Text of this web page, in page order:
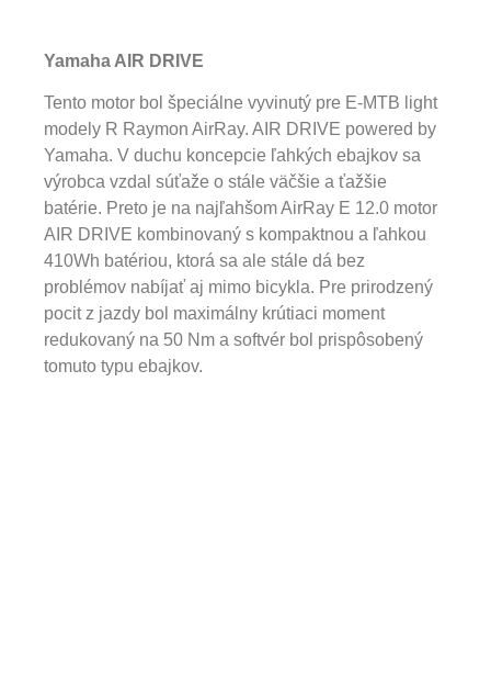
Yamaha AIR DRIVE
Tento motor bol špeciálne vyvinutý pre E-MTB light
modely R Raymon AirRay. AIR DRIVE powered by
Yamaha. V duchu koncepcie ľahkých ebajkov sa
výrobca vzdal súťaže o stále väčšie a ťažšie
batérie. Preto je na najľahšom AirRay E 12.0 motor
AIR DRIVE kombinovaný s kompaktnou a ľahkou
410Wh batériou, ktorá sa ale stále dá bez
problémov nabíjať aj mimo bicykla. Pre prirodzený
pocit z jazdy bol maximálny krútiaci moment
redukovaný na 50 Nm a softvér bol prispôsobený
tomuto typu ebajkov.